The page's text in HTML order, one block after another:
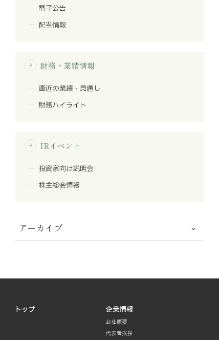
電子公告
配当情報
arrow_forward 財務・業績情報
直近の業績・見通し
財務ハイライト
arrow_forward IRイベント
投資家向け説明会
株主総会情報
アーカイブ
トップ 企業情報
会社概要
代表者挨拶